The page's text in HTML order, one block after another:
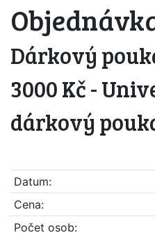
Dárkový
3000 Kč -
dárkový
Datum:
Cena:
Počet osob: